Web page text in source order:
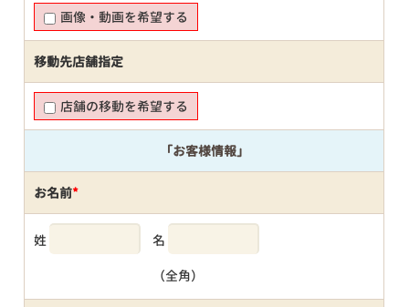
画像・動画を希望する
移動先店舗指定
店舗の移動を希望する
「お客様情報」
お名前*
姓 名
（全角）